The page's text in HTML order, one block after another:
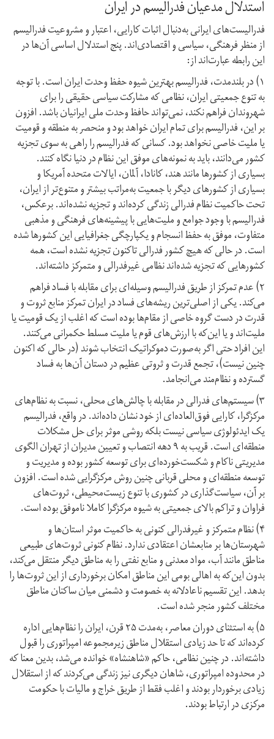
استدلال مدعیان فدرالیسم در ایران
فدرالیست‌های ایرانی به‌دنبال اثبات کارایی، اعتبار و مشروعیت فدرالیسم
از منظر فرهنگی، سیاسی و اقتصادی‌اند. پنج استدلال اساسی آن‌ها در
این رابطه عبارت‌اند از:
۱) در بلند‌مدت، فدرالیسم بهترین شیوه حفظ وحدت ایران است. با توجه
به تنوع جمعیتی ایران، نظامی که مشارکت سیاسی حقیقی را برای
شهروندان فراهم نکند، نمی‌تواند حافظ وحدت ملی ایرانیان باشد. افزون
بر این، فدرالیسم برای تمام ایران خواهد بود و منحصر به منطقه و قومیت
یا ملیت خاصی نخواهد بود. کسانی که فدرالیسم را راهی به سوی تجزیه
کشور می‌دانند، باید به نمونه‌های موفق این نظام در دنیا نگاه کنند.
بسیاری از کشورها مانند هند، کانادا، آلمان، ایالات متحده آمریکا و
بسیاری از کشورهای دیگر با جمعیت به‌مراتب بیشتر و متنوع‌تر از ایران،
تحت حاکمیت نظام فدرالی زندگی کرده‌اند و تجزیه نشده‌اند. برعکس،
فدرالیسم با وجود جوامع و ملیت‌هایی با پیشینه‌های فرهنگی و مذهبی
متفاوت، موفق به حفظ انسجام و یکپارچگی جغرافیایی این کشورها شده
است. در حالی که هیچ کشور فدرالی تاکنون تجزیه نشده است، همه
کشورهایی که تجزیه شده‌اند نظامی غیر‌فدرالی و متمرکز داشته‌اند.
۲) عدم تمرکز از طریق فدرالیسم وسیله‌ای برای مقابله با فساد فراهم
می‌کند. یکی از اصلی‌ترین ریشه‌های فساد در ایران تمرکز منابع ثروت و
قدرت در دست گروه خاصی از مقام‌ها بوده است که اغلب از یک قومیت یا
ملیت‌اند و یا این‌که با ارزش‌های قوم یا ملیت مسلط حکمرانی می‌کنند.
این افراد حتی اگر به‌صورت دموکراتیک انتخاب شوند (در حالی که اکنون
چنین نیست)، تجمع قدرت و ثروتی عظیم در دستان آن‌ها به فساد
گسترده و نظام‌مند می‌انجامد.
۳) سیستم‌های فدرالی در مقابله با چالش‌های محلی، نسبت به نظام‌های
مرکزگرا، کارایی فوق‌العاده‌ای از خود نشان داده‌اند. در واقع، فدرالیسم
یک ایدئولوژی سیاسی نیست بلکه روشی موثر برای حل مشکلات
منطقه‌ای است. قریب به ۹ دهه انتصاب و تعیین مدیران از تهران الگوی
مدیریتی ناکام و شکست‌خورده‌ای برای توسعه کشور بوده و مدیریت و
توسعه منطقه‌ای و محلی قربانی چنین روش مرکزگرایی شده است. افزون
بر آن، سیاست‌گذاری در کشوری با تنوع زیست‌محیطی، ثروت‌های
فراوان و تراکم بالای جمعیتی به شیوه مرکزگرا کاملا ناموفق بوده است.
۴) نظام متمرکز و غیر‌فدرالی کنونی به حاکمیت موثر استان‌ها و
شهرستان‌ها بر منابعشان اعتقادی ندارد. نظام کنونی ثروت‌های طبیعی
مناطق مانند آب، مواد معدنی و منابع نفتی را به مناطق دیگر منتقل می‌کند،
بدون این‌که به اهالی بومی این مناطق امکان برخورداری از این ثروت‌ها را
بدهد. این تقسیم ناعادلانه به خصومت و دشمنی میان ساکنان مناطق
مختلف کشور منجر شده است.
۵) به استثنای دوران معاصر، به‌مدت ۲۵ قرن، ایران را نظام‌هایی اداره
کرده‌اند که تا حد زیادی استقلال مناطق زیر‌مجموعه امپراتوری را قبول
داشته‌اند. در چنین نظامی، حاکم «شاهنشاه» خوانده می‌شد، بدین معنا که
در محدوده امپراتوری، شاهان دیگری نیز زندگی می‌کردند که از استقلال
زیادی برخوردار بودند و اغلب فقط از طریق خراج و مالیات با حکومت
مرکزی در ارتباط بودند.